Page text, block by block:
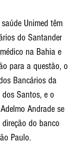
Unimed têm
do Santander
na Bahia e
para a questão, o
Bancários da
Santos, e o
Andrade se
do banco
Paulo.